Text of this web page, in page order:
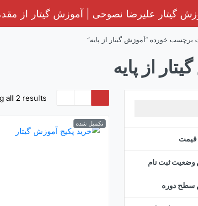
برچسب خورده “آموزش گیتار از پایه”
از پایه
قیمت
وضعیت ثبت نام
سطح دوره
all 2 results
تکمیل شده